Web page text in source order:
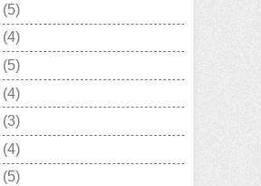
(5)
(4)
(5)
(4)
(3)
(4)
(5)